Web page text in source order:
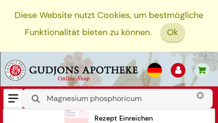
Diese Website nutzt Cookies, um bestmögliche
Funktionalität bieten zu können.
Ok
Rezept Einreichen